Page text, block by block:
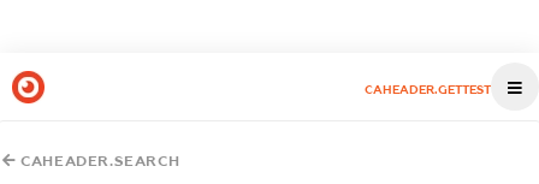
CAHEADER.GETTEST
CAHEADER.SEARCH